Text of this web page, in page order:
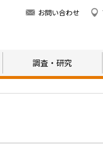
お問い合わせ
調査・研究